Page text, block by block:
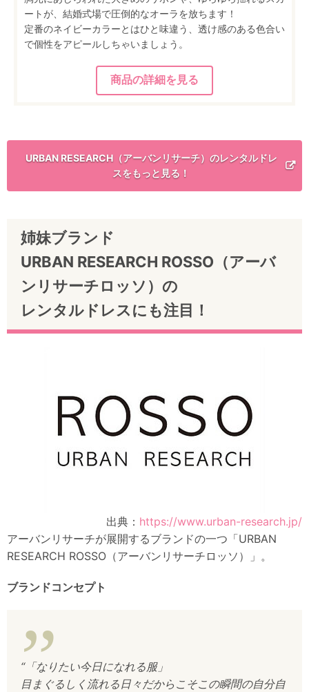
ートが、結婚式場で圧倒的なオーラを放ちます！
定番のネイビーカラーとはひと味違う、透け感のある色合い
で個性をアピールしちゃいましょう。
URBAN RESEARCH（アーバンリサーチ）のレンタルドレ
スをもっと見る！
姉妹ブランド
URBAN RESEARCH ROSSO（アーバ
ンリサーチロッソ）の
レンタルドレスにも注目！
出典： https://www.urban-research.jp/
アーバンリサーチが展開するブランドの一つ「URBAN
RESEARCH ROSSO（アーバンリサーチロッソ）」。
ブランドコンセプト
“「なりたい今日になれる服」
目まぐるしく流れる日々だからこそこの瞬間の自分自